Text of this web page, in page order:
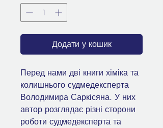
Додати у кошик
Перед нами дві книги хіміка та
колишнього судмедексперта
Володимира Саркісяна. У них
автор розглядає різні сторони
роботи судмедексперта та